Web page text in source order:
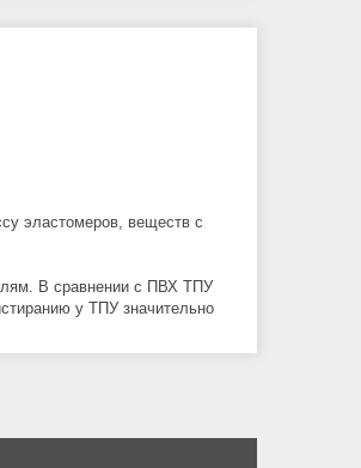
эластомеров, веществ с
В сравнении с ПВХ ТПУ
у ТПУ значительно